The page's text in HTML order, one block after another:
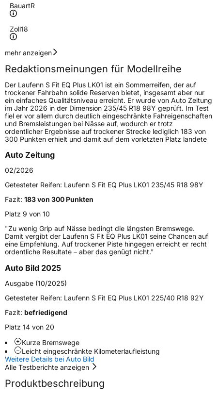
BauartR
Zoll18
Geschwindigkeitsindex
Höchstgeschwindigkeit
240 km/h
Lastindex107
Höchstlast975 kg
Gewicht (in kg)12,95 kg
Fahrzeugtyp
VerwendungSommerreifen
ModellnameS Fit EQ Plus LK01
FahrzeugartPKW & SUV
Weitere Eigenschaften
Zustand Neureifen
EffizienzC
mehr anzeigen
Redaktionsmeinungen für Modellreihe
Der Laufenn S Fit EQ Plus LK01 ist ein Sommerreifen, der auf
trockener Fahrbahn solide Reserven bietet, insgesamt aber nur
ein einfaches Qualitätsniveau erreicht. Er wurde von Auto Zeitung
im Jahr 2026 in der Dimension 235/45 R18 98Y geprüft. Im Test
fiel er vor allem durch deutlich eingeschränkte Fahreigenschaften
und Bremsleistungen bei Nässe auf, wodurch er trotz
ordentlicher Ergebnisse auf trockener Strecke lediglich 183 von
300 Punkten erhielt und damit auf dem vorletzten Platz landete
Auto Zeitung
02/2026
Getesteter Reifen: Laufenn S Fit EQ Plus LK01 235/45 R18 98Y
Fazit: 183 von 300 Punkten
Platz 9 von 10
"Zu wenig Grip auf Nässe bedingt die längsten Bremswege.
Damit vergibt der Laufenn S Fit EQ Plus LK01 seine Chancen auf
eine Empfehlung. Auf trockener Piste hingegen erreicht er recht
ordentliche Resultate – aber das genügt nicht."
Auto Bild 2025
Ausgabe (10/2025)
Getesteter Reifen: Laufenn S Fit EQ Plus LK01 225/40 R18 92Y
Fazit: befriedigend
Platz 14 von 20
Kurze Bremswege
Leicht eingeschränkte Kilometerlaufleistung
Weitere Details bei Auto Bild
Alle Testberichte anzeigen
Produktbeschreibung